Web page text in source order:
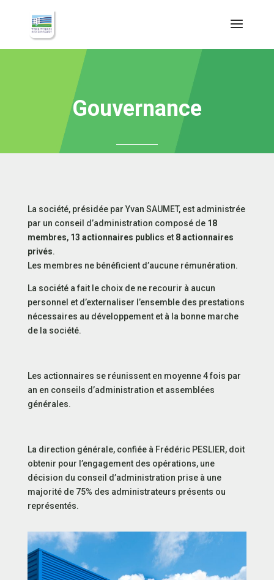
Gouvernance
La société, présidée par Yvan SAUMET, est administrée
par un conseil d’administration composé de 18
membres, 13 actionnaires publics et8 actionnaires
privés.
Les membres ne bénéficient d’aucune rémunération.
La société a fait le choix de ne recourir à aucun
personnel et d’externaliser l’ensemble des prestations
nécessaires au développement et à la bonne marche
de la société.
Les actionnaires se réunissent en moyenne 4 fois par
an en conseils d’administration et assemblées
générales.
La direction générale, confiée à Frédéric PESLIER, doit
obtenir pour l’engagement des opérations, une
décision du conseil d’administration prise à une
majorité de 75% des administrateurs présents ou
représentés.